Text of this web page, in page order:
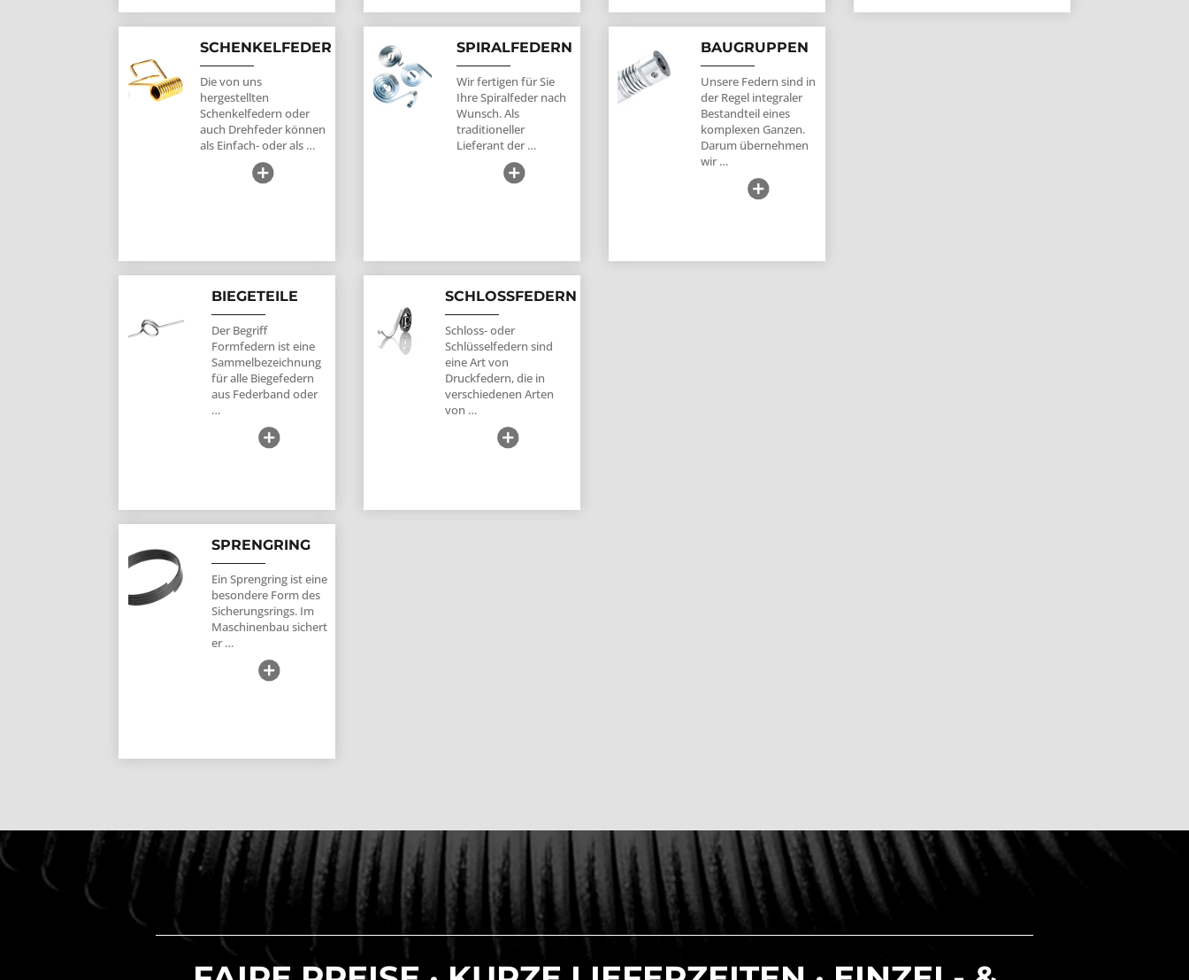
SCHENKELFEDER
Die von uns
hergestellten
Schenkelfedern oder
auch Drehfeder können
als Einfach- oder als …
BIEGETEILE
Der Begriff
Formfedern ist eine
Sammelbezeichnung
für alle Biegefedern
aus Federband oder
…
SPRENGRING
Ein Sprengring ist eine
besondere Form des
Sicherungsrings. Im
Maschinenbau sichert
er …
SPIRALFEDERN
Wir fertigen für Sie
Ihre Spiralfeder nach
Wunsch. Als
traditioneller
Lieferant der …
SCHLOSSFEDERN
Schloss- oder
Schlüsselfedern sind
eine Art von
Druckfedern, die in
verschiedenen Arten
von …
BAUGRUPPEN
Unsere Federn sind in
der Regel integraler
Bestandteil eines
komplexen Ganzen.
Darum übernehmen
wir …